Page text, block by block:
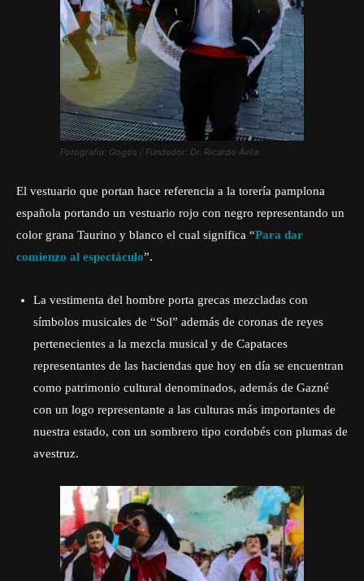
Fotografía: Gogós / Fundador: Dr. Ricardo Ávila
El vestuario que portan hace referencia a la torería pamplona
española portando un vestuario rojo con negro representando un
color grana Taurino y blanco el cual significa “Para dar
comienzo al espectáculo”.
La vestimenta del hombre porta grecas mezcladas con
símbolos musicales de “Sol” además de coronas de reyes
pertenecientes a la mezcla musical y de Capataces
representantes de las haciendas que hoy en día se encuentran
como patrimonio cultural denominados, además de Gazné
con un logo representante a las culturas más importantes de
nuestra estado, con un sombrero tipo cordobés con plumas de
avestruz.